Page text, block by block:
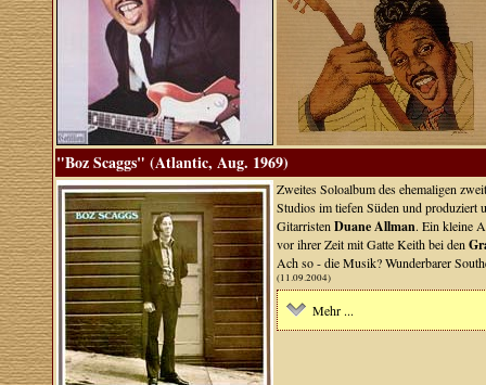
"Boz Scaggs" (Atlantic, Aug. 1969)
Zweites Soloalbum des ehemaligen
Studios im tiefen Süden und produziert
Gitarristen Duane Allman. Ein kleine
vor ihrer Zeit mit Gatte Keith bei den
Ach so - die Musik? Wunderbarer
(11.09.2004)
Mehr ...